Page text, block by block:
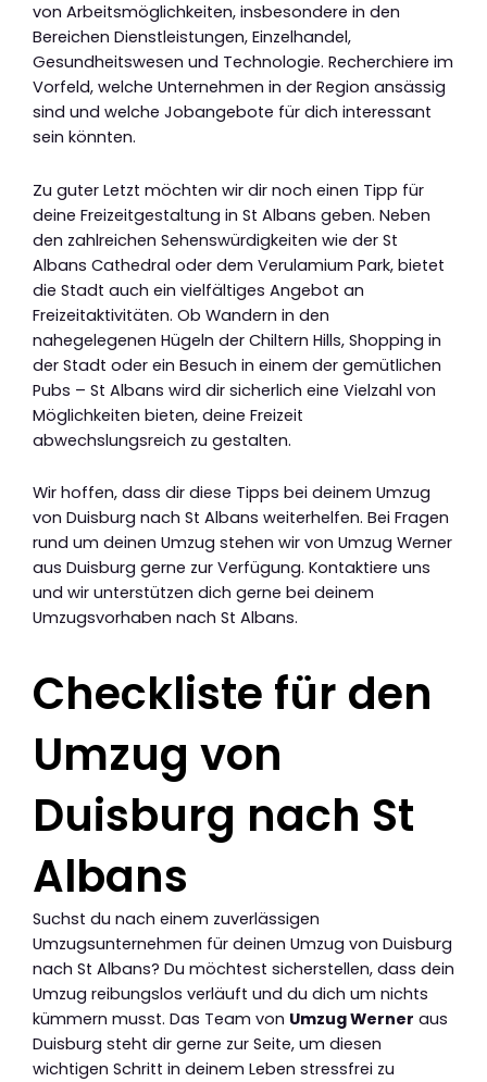
von Arbeitsmöglichkeiten, insbesondere in den
Bereichen Dienstleistungen, Einzelhandel,
Gesundheitswesen und Technologie. Recherchiere im
Vorfeld, welche Unternehmen in der Region ansässig
sind und welche Jobangebote für dich interessant
sein könnten.
Zu guter Letzt möchten wir dir noch einen Tipp für
deine Freizeitgestaltung in St Albans geben. Neben
den zahlreichen Sehenswürdigkeiten wie der St
Albans Cathedral oder dem Verulamium Park, bietet
die Stadt auch ein vielfältiges Angebot an
Freizeitaktivitäten. Ob Wandern in den
nahegelegenen Hügeln der Chiltern Hills, Shopping in
der Stadt oder ein Besuch in einem der gemütlichen
Pubs – St Albans wird dir sicherlich eine Vielzahl von
Möglichkeiten bieten, deine Freizeit
abwechslungsreich zu gestalten.
Wir hoffen, dass dir diese Tipps bei deinem Umzug
von Duisburg nach St Albans weiterhelfen. Bei Fragen
rund um deinen Umzug stehen wir von Umzug Werner
aus Duisburg gerne zur Verfügung. Kontaktiere uns
und wir unterstützen dich gerne bei deinem
Umzugsvorhaben nach St Albans.
Checkliste für den
Umzug von
Duisburg nach St
Albans
Suchst du nach einem zuverlässigen
Umzugsunternehmen für deinen Umzug von Duisburg
nach St Albans? Du möchtest sicherstellen, dass dein
Umzug reibungslos verläuft und du dich um nichts
kümmern musst. Das Team von Umzug Werner aus
Duisburg steht dir gerne zur Seite, um diesen
wichtigen Schritt in deinem Leben stressfrei zu